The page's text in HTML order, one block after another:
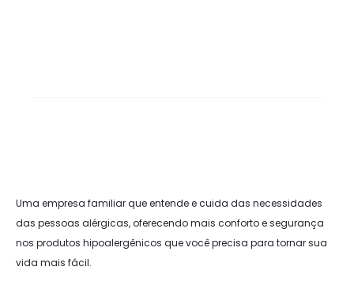
Uma empresa familiar que entende e cuida das necessidades
das pessoas alérgicas, oferecendo mais conforto e segurança
nos produtos hipoalergênicos que você precisa para tornar sua
vida mais fácil.